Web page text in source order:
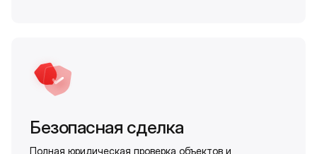
Безопасная сделка
Полная юридическая проверка объектов и